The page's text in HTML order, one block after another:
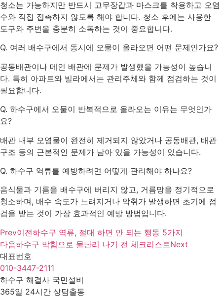
청소는 가능하지만 반드시 고무장갑과 마스크를 착용하고 오염
수와 직접 접촉하지 않도록 해야 합니다. 청소 후에는 사용한
도구와 주변을 충분히 소독하는 것이 중요합니다.
Q. 여러 배수구에서 동시에 오물이 올라오면 어떤 문제인가요?
공동배관이나 메인 배관에 문제가 발생했을 가능성이 높습니
다. 특히 아파트와 빌라에서는 관리주체와 함께 점검하는 것이
필요합니다.
Q. 하수구에서 오물이 반복적으로 올라오는 이유는 무엇인가
요?
배관 내부 오염물이 완전히 제거되지 않았거나 공동배관, 배관
구조 등의 근본적인 문제가 남아 있을 가능성이 있습니다.
Q. 하수구 역류를 예방하려면 어떻게 관리해야 하나요?
음식물과 기름을 배수구에 버리지 않고, 거름망을 정기적으로
청소하며, 배수 속도가 느려지거나 악취가 발생하면 초기에 점
검을 받는 것이 가장 효과적인 예방 방법입니다.
Prev이전하수구 역류, 절대 하면 안 되는 행동 5가지
다음하수구 막힘으로 물난리 나기 전 체크리스트Next
대표번호
010-3447-2111
하수구 해결사 국민설비
365일 24시간 상담출동